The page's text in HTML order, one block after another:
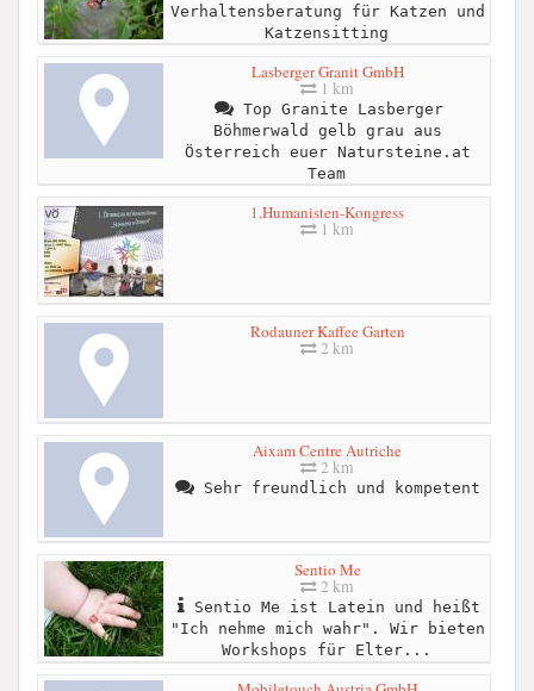
Verhaltensberatung für Katzen und
Katzensitting
Lasberger Granit GmbH
1 km
Top Granite Lasberger
Böhmerwald gelb grau aus
Österreich euer Natursteine.at
Team
1.Humanisten-Kongress
1 km
Rodauner Kaffee Garten
2 km
Aixam Centre Autriche
2 km
Sehr freundlich und kompetent
Sentio Me
2 km
Sentio Me ist Latein und heißt
"Ich nehme mich wahr". Wir bieten
Workshops für Elter...